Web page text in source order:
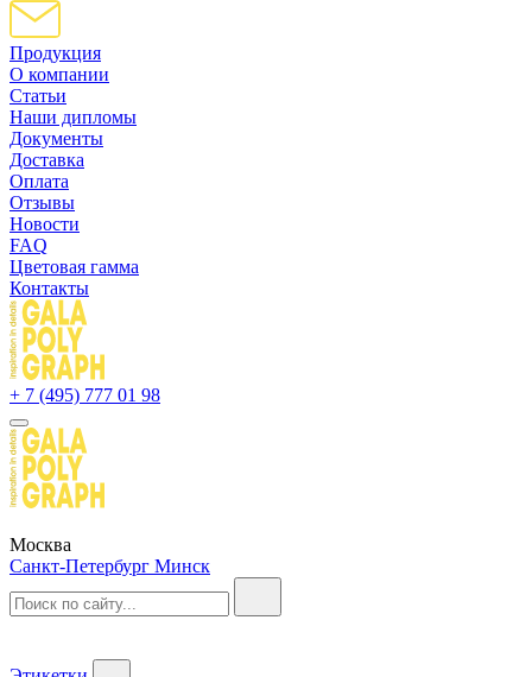
Продукция
О компании
Статьи
Наши дипломы
Документы
Доставка
Оплата
Отзывы
Новости
FAQ
Цветовая гамма
Контакты
+ 7 (495) 777 01 98
Москва
Санкт-Петербург Минск